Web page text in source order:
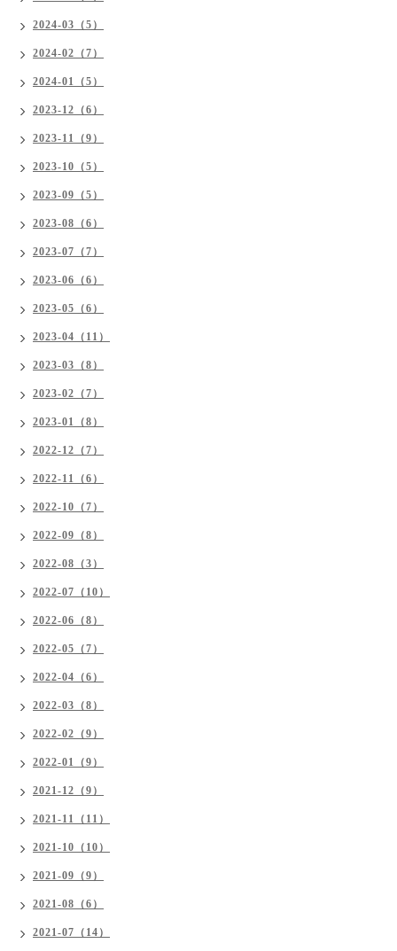
2024-03（5）
2024-02（7）
2024-01（5）
2023-12（6）
2023-11（9）
2023-10（5）
2023-09（5）
2023-08（6）
2023-07（7）
2023-06（6）
2023-05（6）
2023-04（11）
2023-03（8）
2023-02（7）
2023-01（8）
2022-12（7）
2022-11（6）
2022-10（7）
2022-09（8）
2022-08（3）
2022-07（10）
2022-06（8）
2022-05（7）
2022-04（6）
2022-03（8）
2022-02（9）
2022-01（9）
2021-12（9）
2021-11（11）
2021-10（10）
2021-09（9）
2021-08（6）
2021-07（14）